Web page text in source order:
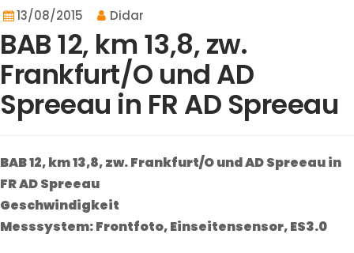
13/08/2015 Didar
BAB 12, km 13,8, zw.
Frankfurt/O und AD
Spreeau in FR AD Spreeau
BAB 12, km 13,8, zw. Frankfurt/O und AD Spreeau in
FR AD Spreeau
Geschwindigkeit
Messsystem: Frontfoto, Einseitensensor, ES3.0